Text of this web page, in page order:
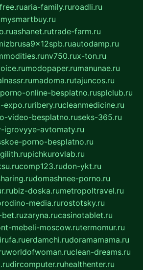
aria-family.ruroadli.ru
mysmartbuy.ru
ashanet.rutrade-farm.ru
autodamp.ru
nv750.rux-ton.ru
modopaper.rumanunae.ru
madoma.rutajuncos.ru
porno-online-besplatno.rusplclub.ru
expo.ruribery.rucleanmedicine.ru
video-besplatno.ruseks-365.ru
igrovyye-avtomaty.ru
porno-besplatno.ru
pichkurovlab.ru
comp123.rudon-ykt.ru
domashnee-porno.ru
biz-doska.rumetropoltravel.ru
media.rurostotsky.ru
zaryna.rucasinotablet.ru
mebeli-moscow.rutermomur.ru
erdamchi.rudoramamama.ru
worldofwoman.ruclean-dreams.ru
dircomputer.ruhealthenter.ru